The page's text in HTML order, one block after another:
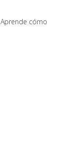
Aprende cómo